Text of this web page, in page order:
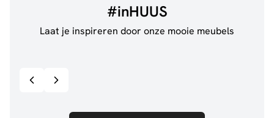
#inHUUS
Laat je inspireren door onze mooie meubels